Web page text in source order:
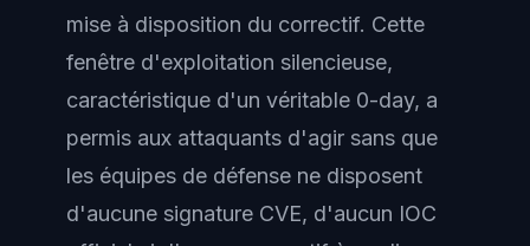
mise à disposition du correctif. Cette
fenêtre d'exploitation silencieuse,
caractéristique d'un véritable 0-day, a
permis aux attaquants d'agir sans que
les équipes de défense ne disposent
d'aucune signature CVE, d'aucun IOC